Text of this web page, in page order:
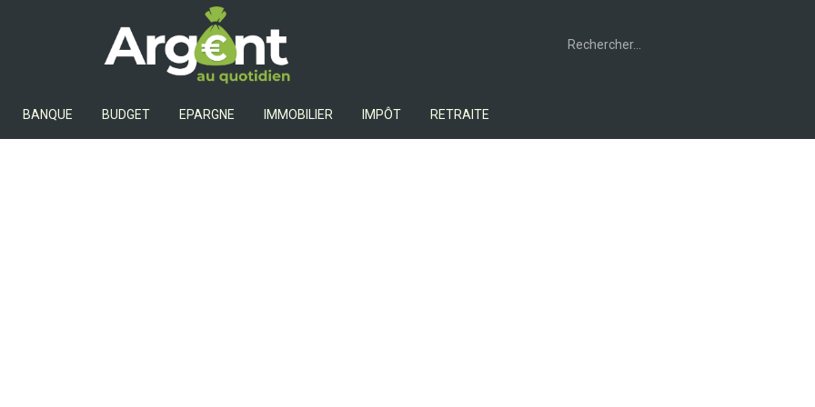
Argent Au Quotidien
Rechercher :
BANQUE BUDGET EPARGNE IMMOBILIER IMPÔT RETRAITE